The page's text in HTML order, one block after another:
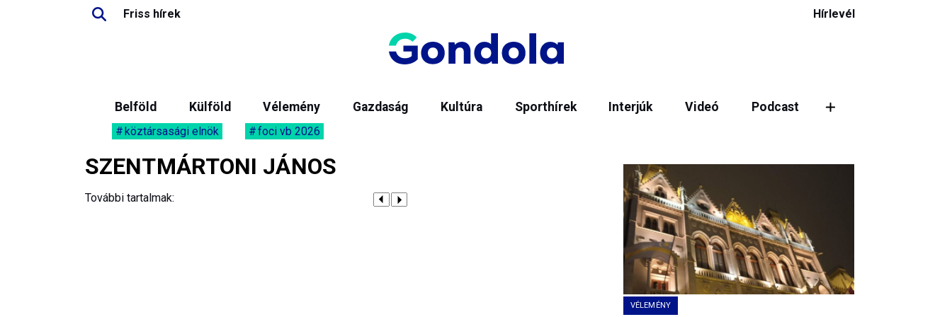
Friss hírek Hírlevél
Belföld Külföld Vélemény Gazdaság Kultúra Sporthírek Interjúk Videó Podcast
köztársasági elnök foci vb 2026
SZENTMÁRTONI JÁNOS
További tartalmak:
VÉLEMÉNY